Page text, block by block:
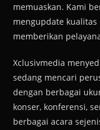
memuaskan. Kami
mengupdate
memberikan
Xclusivmedia
sedang mencari
dengan berbagai
konser, konferensi,
berbagai acara